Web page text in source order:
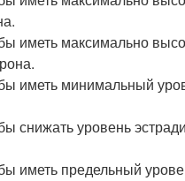
иметь максимально
иметь минимальный
снижать уровень
иметь предельный